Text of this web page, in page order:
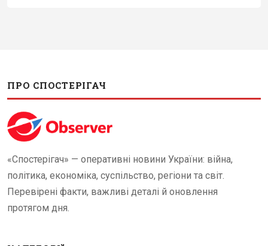
ПРО СПОСТЕРІГАЧ
«Спостерігач» — оперативні новини України: війна,
політика, економіка, суспільство, регіони та світ.
Перевірені факти, важливі деталі й оновлення
протягом дня.